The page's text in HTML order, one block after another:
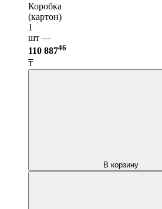
Коробка
(картон)
1
шт —
110 88746
₸
В корзину